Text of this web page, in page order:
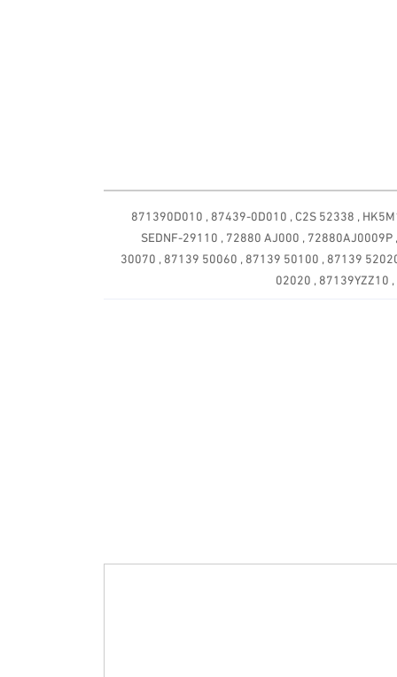
17800 87820 000 , 87139 30040 , 87139 50100 , 87139 52040 ,
SEDNF-29110 , 72880 AJ000 ,
30070 , 87139 50060 , 87139 50100 , 87139
02020 , 87139YZZ10